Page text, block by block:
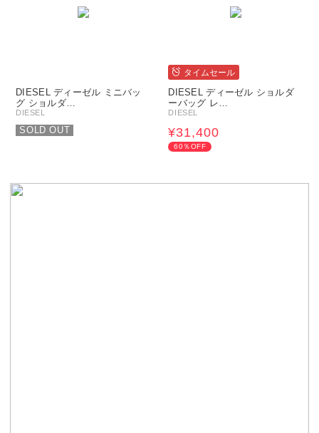
DIESEL ディーゼル ミニバッ
グ ショルダ…
DIESEL
SOLD OUT
タイムセール
DIESEL ディーゼル ショルダ
ーバッグ レ…
DIESEL
¥31,400
60％OFF